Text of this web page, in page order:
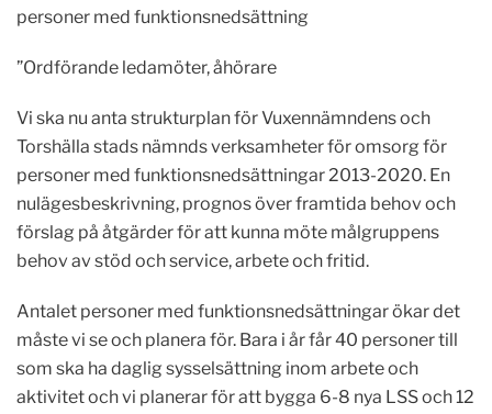
personer med funktionsnedsättning
”Ordförande ledamöter, åhörare
Vi ska nu anta strukturplan för Vuxennämndens och
Torshälla stads nämnds verksamheter för omsorg för
personer med funktionsnedsättningar 2013-2020. En
nulägesbeskrivning, prognos över framtida behov och
förslag på åtgärder för att kunna möte målgruppens
behov av stöd och service, arbete och fritid.
Antalet personer med funktionsnedsättningar ökar det
måste vi se och planera för. Bara i år får 40 personer till
som ska ha daglig sysselsättning inom arbete och
aktivitet och vi planerar för att bygga 6-8 nya LSS och 12